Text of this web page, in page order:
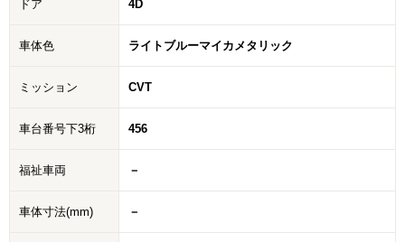
ドア 4D
車体色 ライトブルーマイカメタリック
ミッション CVT
車台番号下3桁 456
福祉車両 －
車体寸法(mm) －